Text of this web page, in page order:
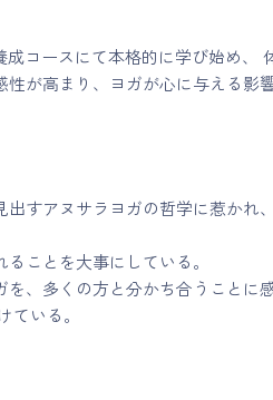
コースにて本格的に学び始め、
が高まり、ヨガが心に与える影
すアヌサラヨガの哲学に惹かれ
ことを大事にしている。
、多くの方と分かち合うことに
ている。